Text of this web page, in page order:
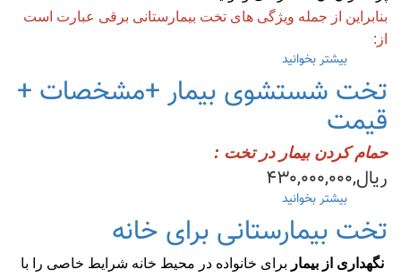
بنابراین از جمله ویژگی های تخت بیمارستانی برقی عبارت است
از:
بیشتر بخوانید
مشخصات
فنی
یک
نگاه
تخت شستشوی بیمار +مشخصات +
قیمت
حمام کردن بیمار در تخت :
ریال,۴۳۰,۰۰۰,۰۰۰
بیشتر بخوانید
شستشوی
بیمار
+مشخصات
تخت بیمارستانی برای خانه
نگهداری از بیمار برای خانواده در محیط خانه شرایط خاصی را با